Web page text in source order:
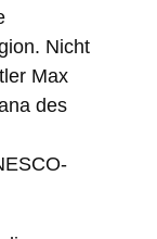
Nicht
Max
des